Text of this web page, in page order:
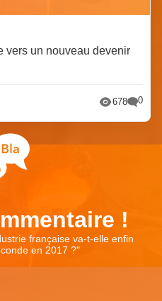
vers un nouveau devenir
678 0
!
française va-t-elle enfin
en 2017 ?"